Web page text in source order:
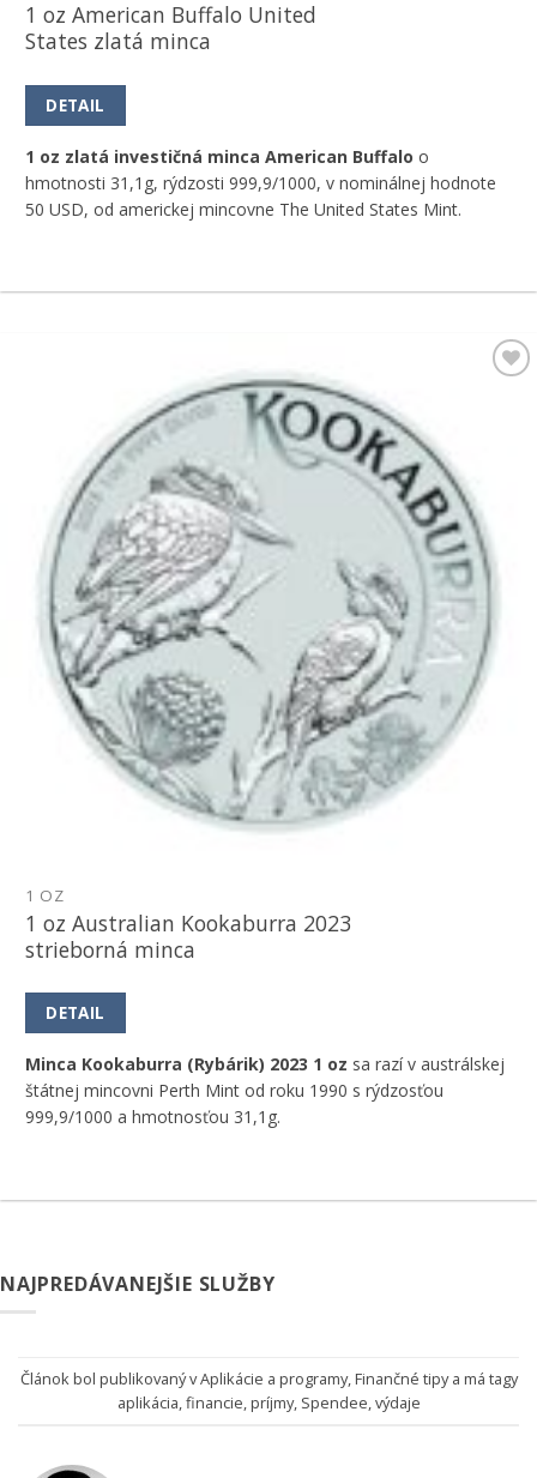
1 oz American Buffalo United
States zlatá minca
DETAIL
1 oz zlatá investičná minca American Buffalo o
hmotnosti 31,1g, rýdzosti 999,9/1000, v nominálnej hodnote
50 USD, od americkej mincovne The United States Mint.
1 OZ
1 oz Australian Kookaburra 2023
strieborná minca
DETAIL
Minca Kookaburra (Rybárik) 2023 1 oz sa razí v austrálskej
štátnej mincovni Perth Mint od roku 1990 s rýdzosťou
999,9/1000 a hmotnosťou 31,1g.
NAJPREDÁVANEJŠIE SLUŽBY
Článok bol publikovaný vAplikácie a programy,Finančné tipya má tagy
aplikácia,financie,príjmy, Spendee,výdaje